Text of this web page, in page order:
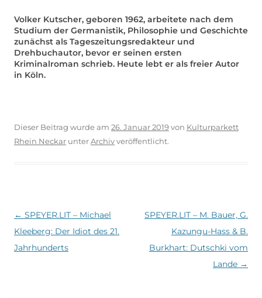
Volker Kutscher, geboren 1962, arbeitete nach dem
Studium der Germanistik, Philosophie und Geschichte
zunächst als Tageszeitungsredakteur und
Drehbuchautor, bevor er seinen ersten
Kriminalroman schrieb. Heute lebt er als freier Autor
in Köln.
Dieser Beitrag wurde am 26. Januar 2019von Kulturparkett
Rhein Neckar unterArchivveröffentlicht.
Beitragsnavigation
← SPEYER.LIT – Michael
Kleeberg: Der Idiot des 21.
Jahrhunderts
SPEYER.LIT – M. Bauer, G.
Kazungu-Hass & B.
Burkhart: Dutschki vom
Lande →